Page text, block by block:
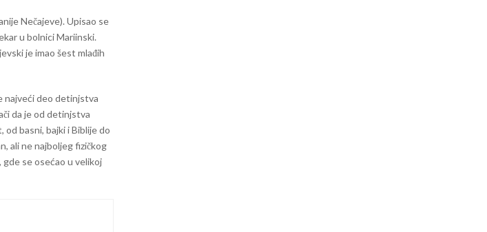
Nečajeve). Upisao se
u bolnici Mariinski.
je imao šest mlađih
najveći deo detinjstva
da je od detinjstva
basni, bajki i Biblije do
ali ne najboljeg fizičkog
se osećao u velikoj